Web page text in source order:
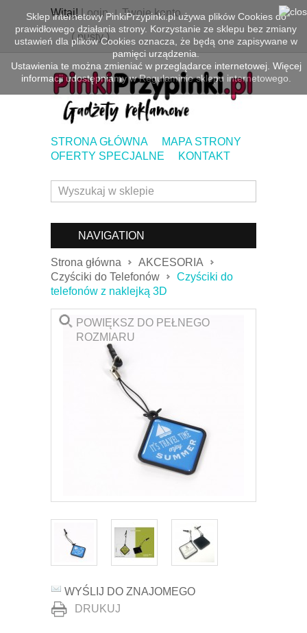
Witaj!Login Twoje konto
( pusty)
STRONA GŁÓWNA
MAPA STRONY
OFERTY SPECJALNE
KONTAKT
NAVIGATION
Strona główna
AKCESORIA
Czyściki do Telefonów
Czyściki do
telefonów z naklejką 3D
POWIĘKSZ DO PEŁNEGO
ROZMIARU
WYŚLIJ DO ZNAJOMEGO
DRUKUJ
Sklep internetowy PinkiPrzypinki.pl używa plików Cookies do
prawidłowego działania strony. Korzystanie ze sklepu bez zmiany
ustawień dla plików Cookies oznacza, że będą one zapisywane w
pamięci urządzenia.
Ustawienia te można zmieniać w przeglądarce internetowej. Więcej
informacji udostępniamy wRegulaminie sklepu internetowego.